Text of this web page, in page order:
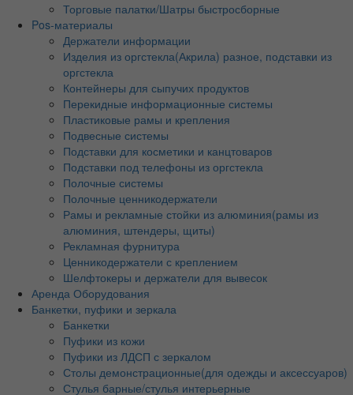
Торговые палатки/Шатры быстросборные
Pos-материалы
Держатели информации
Изделия из оргстекла(Акрила) разное, подставки из
оргстекла
Контейнеры для сыпучих продуктов
Перекидные информационные системы
Пластиковые рамы и крепления
Подвесные системы
Подставки для косметики и канцтоваров
Подставки под телефоны из оргстекла
Полочные системы
Полочные ценникодержатели
Рамы и рекламные стойки из алюминия(рамы из
алюминия, штендеры, щиты)
Рекламная фурнитура
Ценникодержатели с креплением
Шелфтокеры и держатели для вывесок
Аренда Оборудования
Банкетки, пуфики и зеркала
Банкетки
Пуфики из кожи
Пуфики из ЛДСП с зеркалом
Столы демонстрационные(для одежды и аксессуаров)
Стулья барные/стулья интерьерные